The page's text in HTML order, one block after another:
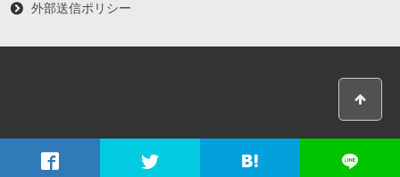
外部送信ポリシー